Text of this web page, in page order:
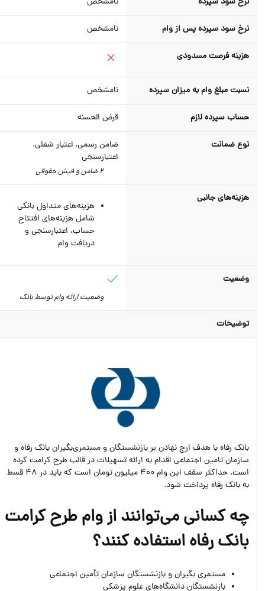
نرخ سود سپرده پس از وام نامشخص
هزینه فرصت مسدودی
نسبت مبلغ وام به میزان سپرده نامشخص
حساب سپرده لازم قرض الحسنه
نوع ضمانت
ضامن رسمی, اعتبار شغلی,
اعتبارسنجی
هزینه‌های جانبی
هزینه‌های متداول بانکی
شامل هزینه‌های افتتاح
حساب، اعتبارسنجی و
دریافت وام
وضعیت
وضعیت ارائه وام توسط بانک
توضیحات
بانک رفاه با هدف ارج نهادن بر بازنشستگان و مستمری‌بگیران بانک رفاه و
سازمان تامین اجتماعی اقدام به ارائه تسهیلات در قالب طرح کرامت کرده
است. حداکثر سقف این وام 400 میلیون تومان است که باید در 48 قسط
به بانک رفاه پرداخت شود.
چه کسانی می‌توانند از وام طرح کرامت
بانک رفاه استفاده کنند؟
مستمری بگیران و بازنشستگان سازمان تأمین اجتماعی
بازنشستگان دانشگاه‌‌های علوم پزشکی